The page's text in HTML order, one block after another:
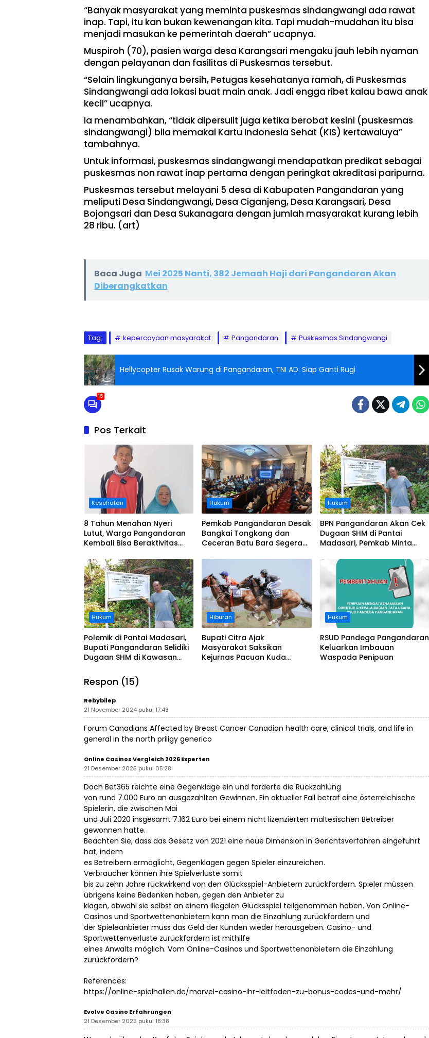
“Banyak masyarakat yang meminta puskesmas sindangwangi ada rawat
inap. Tapi, itu kan bukan kewenangan kita. Tapi mudah-mudahan itu bisa
menjadi masukan ke pemerintah daerah” ucapnya.
Muspiroh (70), pasien warga desa Karangsari mengaku jauh lebih nyaman
dengan pelayanan dan fasilitas di Puskesmas tersebut.
“Selain lingkunganya bersih, Petugas kesehatanya ramah, di Puskesmas
Sindangwangi ada lokasi buat main anak. Jadi engga ribet kalau bawa anak
kecil” ucapnya.
Ia menambahkan, “tidak dipersulit juga ketika berobat kesini (puskesmas
sindangwangi) bila memakai Kartu Indonesia Sehat (KIS) kertawaluya”
tambahnya.
Untuk informasi, puskesmas sindangwangi mendapatkan predikat sebagai
puskesmas non rawat inap pertama dengan peringkat akreditasi paripurna.
Puskesmas tersebut melayani 5 desa di Kabupaten Pangandaran yang
meliputi Desa Sindangwangi, Desa Ciganjeng, Desa Karangsari, Desa
Bojongsari dan Desa Sukanagara dengan jumlah masyarakat kurang lebih
28 ribu. (art)
Baca Juga Mei 2025 Nanti, 382 Jemaah Haji dari Pangandaran Akan
Diberangkatkan
Tag: kepercayaan masyarakat Pangandaran Puskesmas Sindangwangi
Hellycopter Rusak Warung di Pangandaran, TNI AD: Siap Ganti Rugi
15
Pos Terkait
Kesehatan
8 Tahun Menahan Nyeri
Lutut, Warga Pangandaran
Kembali Bisa Beraktivitas
Ditanggung BPJS
Hukum
Pemkab Pangandaran Desak
Bangkai Tongkang dan
Ceceran Batu Bara Segera
Koordinasi Perusahaan
Hukum
BPN Pangandaran Akan Cek
Dugaan SHM di Pantai
Madasari, Pemkab Minta
Hukum
Polemik di Pantai Madasari,
Bupati Pangandaran Selidiki
Dugaan SHM di Kawasan
Hiburan
Bupati Citra Ajak
Masyarakat Saksikan
Kejurnas Pacuan Kuda
Hukum
RSUD Pandega Pangandaran
Keluarkan Imbauan
Waspada Penipuan
Respon (15)
Rebybilep
21 November 2024 pukul 17:43
Forum Canadians Affected by Breast Cancer Canadian health care, clinical trials, and life in
general in the north priligy generico
Online Casinos Vergleich 2026 Experten
21 Desember 2025 pukul 05:28
Doch Bet365 reichte eine Gegenklage ein und forderte die Rückzahlung
von rund 7.000 Euro an ausgezahlten Gewinnen. Ein aktueller Fall betraf eine österreichische
Spielerin, die zwischen Mai
und Juli 2020 insgesamt 7.162 Euro bei einem nicht lizenzierten maltesischen Betreiber
gewonnen hatte.
Beachten Sie, dass das Gesetz von 2021 eine neue Dimension in Gerichtsverfahren eingeführt
hat, indem
es Betreibern ermöglicht, Gegenklagen gegen Spieler einzureichen.
Verbraucher können ihre Spielverluste somit
bis zu zehn Jahre rückwirkend von den Glücksspiel-Anbietern zurückfordern. Spieler müssen
übrigens keine Bedenken haben, gegen den Anbieter zu
klagen, obwohl sie selbst an einem illegalen Glücksspiel teilgenommen haben. Von Online-
Casinos und Sportwettenanbietern kann man die Einzahlung zurückfordern und
der Spieleanbieter muss das Geld der Kunden wieder herausgeben. Casino- und
Sportwettenverluste zurückfordern ist mithilfe
eines Anwalts möglich. Vom Online-Casinos und Sportwettenanbietern die Einzahlung
zurückfordern?
References:
https://online-spielhallen.de/marvel-casino-ihr-leitfaden-zu-bonus-codes-und-mehr/
Evolve Casino Erfahrungen
21 Desember 2025 pukul 18:38